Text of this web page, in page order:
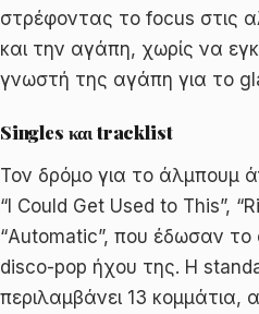
στρέφοντας το focus στις
και την αγάπη, χωρίς να
γνωστή της αγάπη για το
Singles και tracklist
Τον δρόμο για το άλμπουμ
“I Could Get Used to This”,
“Automatic”, που έδωσαν το
disco-pop ήχου της. Η
περιλαμβάνει 13 κομμάτια,